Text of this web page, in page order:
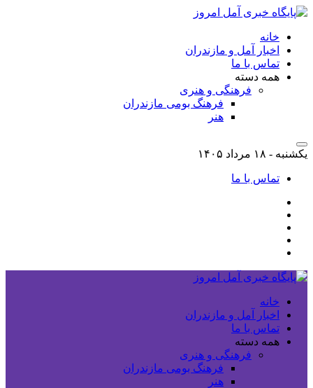
خانه
اخبار آمل و مازندران
تماس با ما
همه دسته
فرهنگی و هنری
فرهنگ بومی مازندران
هنر
یکشنبه - ۱۸ مرداد ۱۴۰۵
تماس با ما
خانه
اخبار آمل و مازندران
تماس با ما
همه دسته
فرهنگی و هنری
فرهنگ بومی مازندران
هنر